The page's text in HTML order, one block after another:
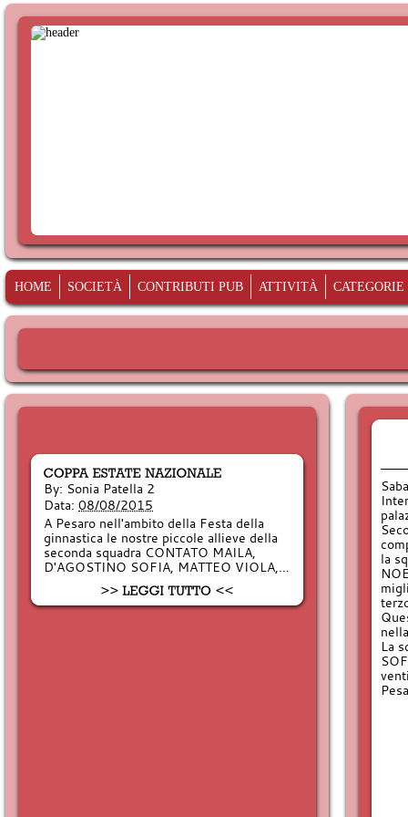
HOME SOCIETÀ CONTRIBUTI PUB ATTIVITÀ CATEGORIE
By: Sonia Patella 2
Data: 08/08/2015
A Pesaro nell'ambito della Festa della
ginnastica le nostre piccole allieve della
seconda squadra CONTATO MAILA,
D'AGOSTINO SOFIA, MATTEO VIOLA,…
la
La